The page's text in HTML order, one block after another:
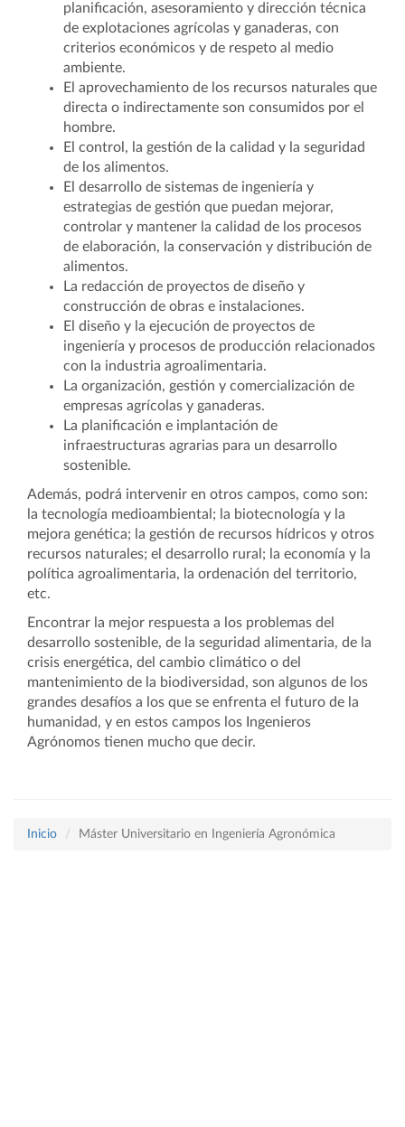
planificación, asesoramiento y dirección técnica
de explotaciones agrícolas y ganaderas, con
criterios económicos y de respeto al medio
ambiente.
El aprovechamiento de los recursos naturales que
directa o indirectamente son consumidos por el
hombre.
El control, la gestión de la calidad y la seguridad
de los alimentos.
El desarrollo de sistemas de ingeniería y
estrategias de gestión que puedan mejorar,
controlar y mantener la calidad de los procesos
de elaboración, la conservación y distribución de
alimentos.
La redacción de proyectos de diseño y
construcción de obras e instalaciones.
El diseño y la ejecución de proyectos de
ingeniería y procesos de producción relacionados
con la industria agroalimentaria.
La organización, gestión y comercialización de
empresas agrícolas y ganaderas.
La planificación e implantación de
infraestructuras agrarias para un desarrollo
sostenible.
Además, podrá intervenir en otros campos, como son:
la tecnología medioambiental; la biotecnología y la
mejora genética; la gestión de recursos hídricos y otros
recursos naturales; el desarrollo rural; la economía y la
política agroalimentaria, la ordenación del territorio,
etc.
Encontrar la mejor respuesta a los problemas del
desarrollo sostenible, de la seguridad alimentaria, de la
crisis energética, del cambio climático o del
mantenimiento de la biodiversidad, son algunos de los
grandes desafíos a los que se enfrenta el futuro de la
humanidad, y en estos campos los Ingenieros
Agrónomos tienen mucho que decir.
Inicio Máster Universitario en Ingeniería Agronómica